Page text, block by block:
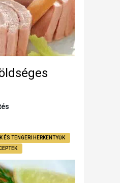
ÉS TENGERI HERKENTYŰK